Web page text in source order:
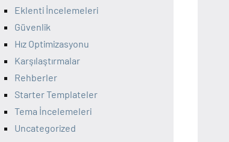
Eklenti İncelemeleri
Güvenlik
Hız Optimizasyonu
Karşılaştırmalar
Rehberler
Starter Templateler
Tema İncelemeleri
Uncategorized